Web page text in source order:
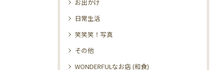
お出かけ
日常生活
笑笑笑！写真
その他
WONDERFULなお店 (和食)